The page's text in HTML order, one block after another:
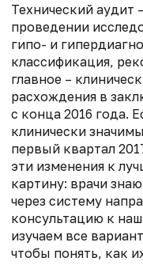
Технический
проведении
гипо- и
классификация,
главное –
расхождения в
с конца 2016 года.
клинически
первый квартал
эти изменения к
картину: врачи
через систему
консультацию к
изучаем все
чтобы понять, как